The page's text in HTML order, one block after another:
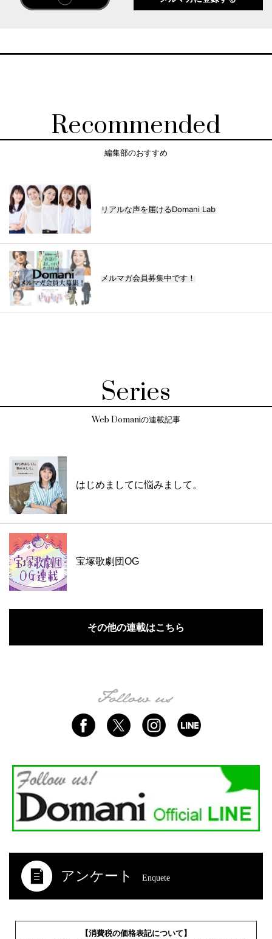
Recommended
編集部のおすすめ
リアルな声を届けるDomani Lab
メルマガ会員募集中です！
Series
Web Domaniの連載記事
はじめましてに悩みまして。
宝塚歌劇団OG
その他の連載はこちら
アンケート Enquete
【消費税の価格表記について】